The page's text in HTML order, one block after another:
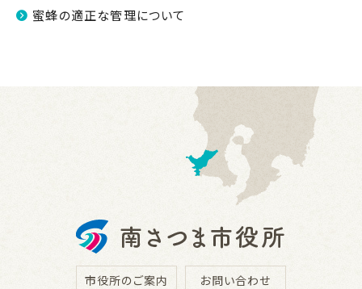
蜜蜂の適正な管理について
市役所のご案内 お問い合わせ